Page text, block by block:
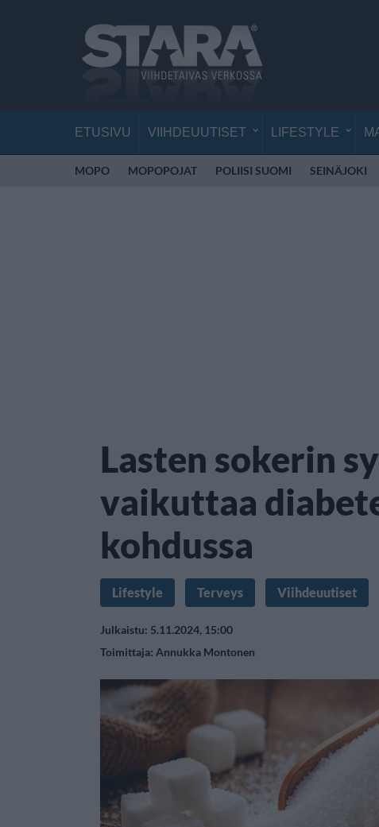
ETUSIVU VIIHDEUUTISET LIFESTYLE
MOPO MOPOPOJAT POLIISI SUOMI SEINÄJOKI
Lasten sokerin
vaikuttaa
kohdussa
Lifestyle Terveys Viihdeuutiset
Julkaistu: 5.11.2024, 15:00
Toimittaja: Annukka Montonen